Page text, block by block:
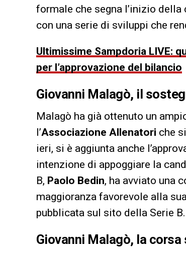
formale che segna l’inizio
con una serie di sviluppi che
Ultimissime Sampdoria LIVE:
per l’approvazione del bilancio
Giovanni Malagò, il
Malagò ha già ottenuto un
l’Associazione Allenatori che
ieri, si è aggiunta anche
intenzione di appoggiare la
B, Paolo Bedin, ha avviato una
maggioranza favorevole alla
pubblicata sul sito della Serie B.
Giovanni Malagò, la